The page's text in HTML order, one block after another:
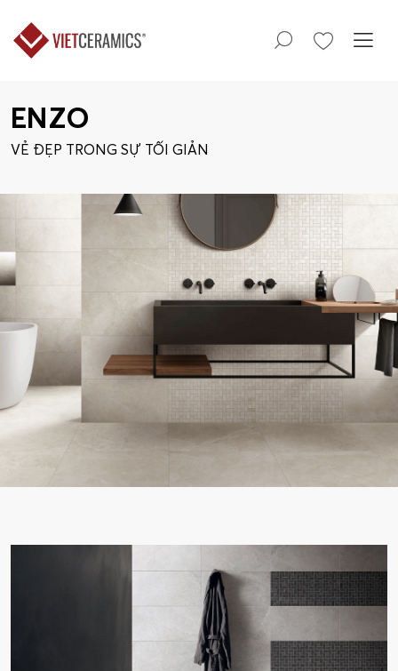
ENZO
VẺ ĐẸP TRONG SỰ TỐI GIẢN